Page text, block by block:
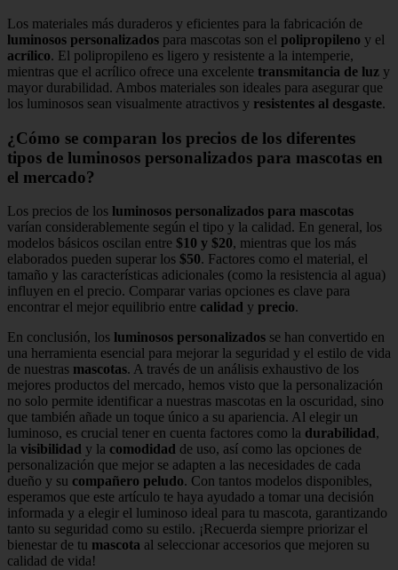
Los materiales más duraderos y eficientes para la fabricación de
luminosos personalizados para mascotas son el polipropileno y el
acrílico. El polipropileno es ligero y resistente a la intemperie,
mientras que el acrílico ofrece una excelente transmitancia de luz y
mayor durabilidad. Ambos materiales son ideales para asegurar que
los luminosos sean visualmente atractivos y resistentes al desgaste.
¿Cómo se comparan los precios de los diferentes
tipos de luminosos personalizados para mascotas en
el mercado?
Los precios de los luminosos personalizados para mascotas
varían considerablemente según el tipo y la calidad. En general, los
modelos básicos oscilan entre $10 y $20, mientras que los más
elaborados pueden superar los $50. Factores como el material, el
tamaño y las características adicionales (como la resistencia al agua)
influyen en el precio. Comparar varias opciones es clave para
encontrar el mejor equilibrio entre calidad y precio.
En conclusión, los luminosos personalizados se han convertido en
una herramienta esencial para mejorar la seguridad y el estilo de vida
de nuestras mascotas. A través de un análisis exhaustivo de los
mejores productos del mercado, hemos visto que la personalización
no solo permite identificar a nuestras mascotas en la oscuridad, sino
que también añade un toque único a su apariencia. Al elegir un
luminoso, es crucial tener en cuenta factores como la durabilidad ,
la visibilidad y la comodidad de uso, así como las opciones de
personalización que mejor se adapten a las necesidades de cada
dueño y su compañero peludo. Con tantos modelos disponibles,
esperamos que este artículo te haya ayudado a tomar una decisión
informada y a elegir el luminoso ideal para tu mascota, garantizando
tanto su seguridad como su estilo. ¡Recuerda siempre priorizar el
bienestar de tu mascota al seleccionar accesorios que mejoren su
calidad de vida!